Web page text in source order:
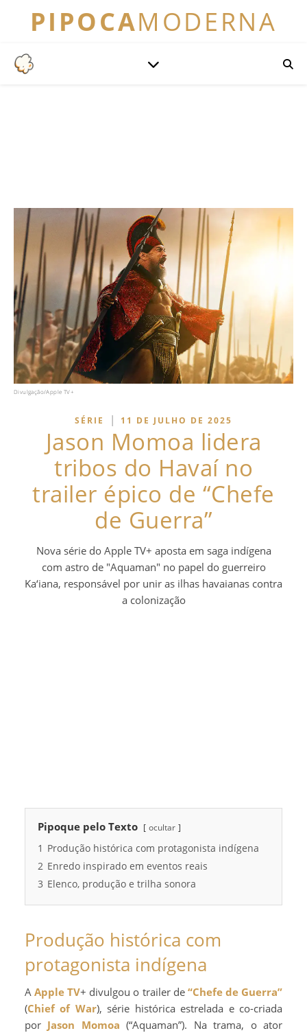
PIPOCAMODERNA
Divulgação/Apple TV+
SÉRIE | 11 DE JULHO DE 2025
Jason Momoa lidera
tribos do Havaí no
trailer épico de “Chefe
de Guerra”
Nova série do Apple TV+ aposta em saga indígena
com astro de "Aquaman" no papel do guerreiro
Ka‘iana, responsável por unir as ilhas havaianas contra
a colonização
Pipoque pelo Texto ocultar
1 Produção histórica com protagonista indígena
2 Enredo inspirado em eventos reais
3 Elenco, produção e trilha sonora
Produção histórica com
protagonista indígena
AApple TV+ divulgou o trailer de “Chefe de Guerra”
(Chief of War), série histórica estrelada e co-criada
por Jason Momoa (“Aquaman”). Na trama, o ator